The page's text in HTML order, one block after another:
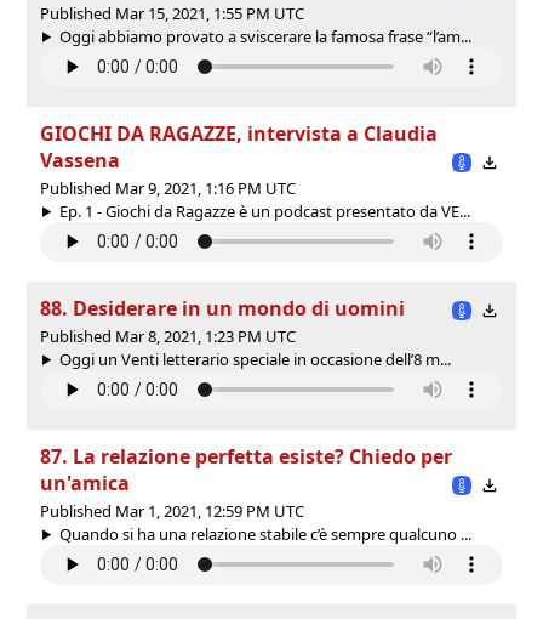
Published Mar 15, 2021, 1:55 PM UTC
Oggi abbiamo provato a sviscerare la famosa frase “l’am...
GIOCHI DA RAGAZZE, intervista a Claudia
Vassena
Published Mar 9, 2021, 1:16 PM UTC
Ep. 1 - Giochi da Ragazze è un podcast presentato da VE...
88. Desiderare in un mondo di uomini
Published Mar 8, 2021, 1:23 PM UTC
Oggi un Venti letterario speciale in occasione dell’8 m...
87. La relazione perfetta esiste? Chiedo per
un'amica
Published Mar 1, 2021, 12:59 PM UTC
Quando si ha una relazione stabile c’è sempre qualcuno ...